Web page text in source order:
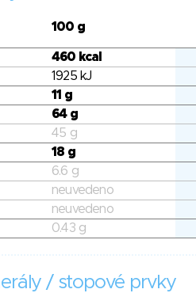
100 g
460 kcal
1925 kJ
11 g
64 g
45 g
18 g
6.6 g
neuvedeno
neuvedeno
0.43 g
/ stopové prvky